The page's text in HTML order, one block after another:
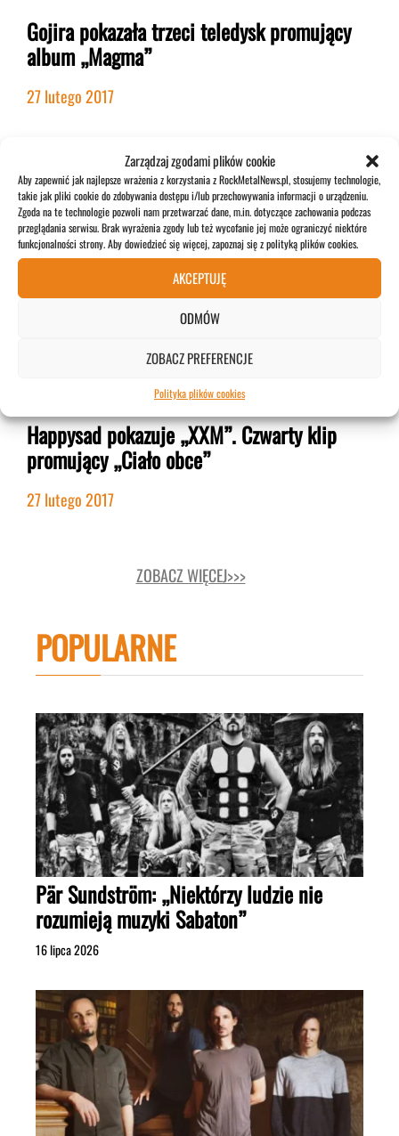
Zarządzaj zgodami plików cookie
Aby zapewnić jak najlepsze wrażenia z korzystania z RockMetalNews.pl, stosujemy technologie,
takie jak pliki cookie do zdobywania dostępu i/lub przechowywania informacji o urządzeniu.
Zgoda na te technologie pozwoli nam przetwarzać dane, m.in. dotyczące zachowania podczas
przeglądania serwisu. Brak wyrażenia zgody lub też wycofanie jej może ograniczyć niektóre
funkcjonalności strony. Aby dowiedzieć się więcej, zapoznaj się z polityką plików cookies.
AKCEPTUJĘ
ODMÓW
ZOBACZ PREFERENCJE
Polityka plików cookies
Gojira pokazała trzeci teledysk promujący
album „Magma”
27 lutego 2017
Happysad pokazuje „XXM”. Czwarty klip
promujący „Ciało obce”
27 lutego 2017
ZOBACZ WIĘCEJ>>>
POPULARNE
Pär Sundström: „Niektórzy ludzie nie
rozumieją muzyki Sabaton”
16 lipca 2026